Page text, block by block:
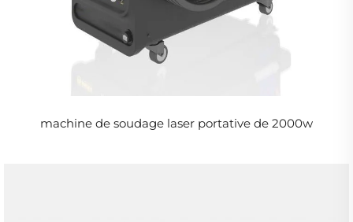
machine de soudage laser portative de 2000w